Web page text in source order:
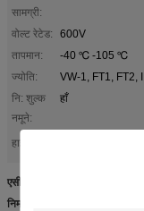
सामग्री:
वोल्ट रेटेड:
600V
तापमान:
-40 ℃ -105 ℃
ज्योति:
VW-1, FT1, FT2,
नि: शुल्क
नमूने:
हाँ
हाई लाइट:
एसीसी में सर्वो केबल्स।
एसईडब्ल्यू
निर्माण